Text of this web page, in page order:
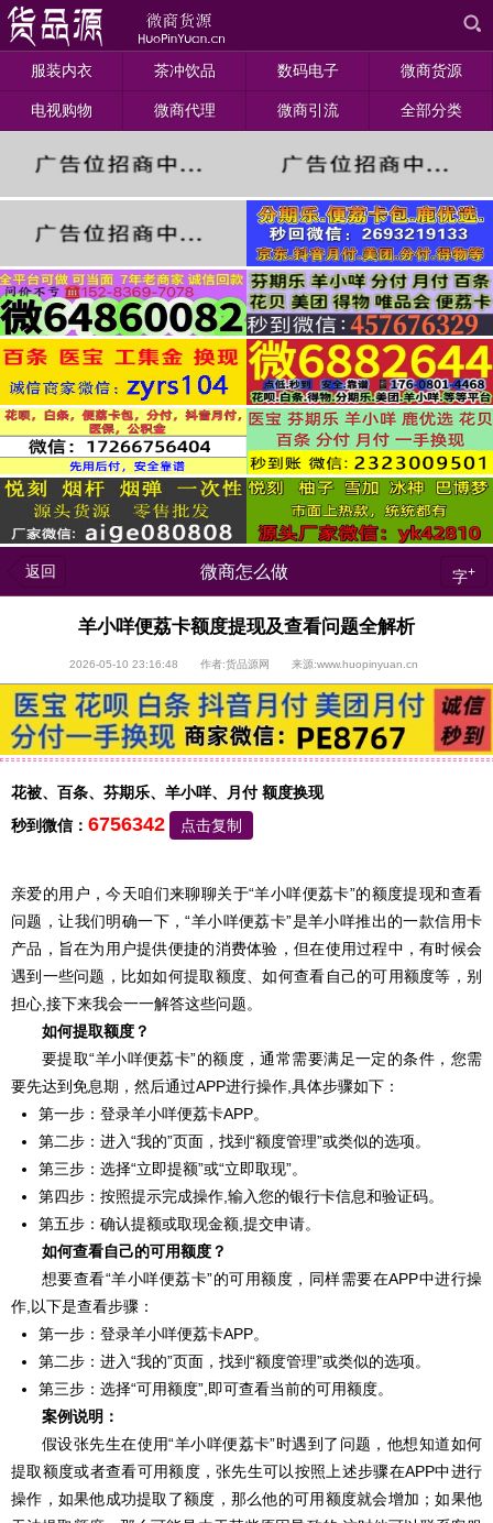
服装内衣 茶冲饮品 数码电子 微商货源
电视购物 微商代理 微商引流 全部分类
返回 微商怎么做 字+
羊小咩便荔卡额度提现及查看问题全解析
2026-05-10 23:16:48 作者:货品源网 来源:www.huopinyuan.cn
花被、百条、芬期乐、羊小咩、月付 额度换现
秒到微信： 6756342 点击复制
亲爱的用户，今天咱们来聊聊关于“羊小咩便荔卡”的额度提现和查看
问题，让我们明确一下，“羊小咩便荔卡”是羊小咩推出的一款信用卡
产品，旨在为用户提供便捷的消费体验，但在使用过程中，有时候会
遇到一些问题，比如如何提取额度、如何查看自己的可用额度等，别
担心,接下来我会一一解答这些问题。
如何提取额度？
要提取“羊小咩便荔卡”的额度，通常需要满足一定的条件，您需
要先达到免息期，然后通过APP进行操作,具体步骤如下：
第一步：登录羊小咩便荔卡APP。
第二步：进入“我的”页面，找到“额度管理”或类似的选项。
第三步：选择“立即提额”或“立即取现”。
第四步：按照提示完成操作,输入您的银行卡信息和验证码。
第五步：确认提额或取现金额,提交申请。
如何查看自己的可用额度？
想要查看“羊小咩便荔卡”的可用额度，同样需要在APP中进行操
作,以下是查看步骤：
第一步：登录羊小咩便荔卡APP。
第二步：进入“我的”页面，找到“额度管理”或类似的选项。
第三步：选择“可用额度”,即可查看当前的可用额度。
案例说明：
假设张先生在使用“羊小咩便荔卡”时遇到了问题，他想知道如何
提取额度或者查看可用额度，张先生可以按照上述步骤在APP中进行
操作，如果他成功提取了额度，那么他的可用额度就会增加；如果他